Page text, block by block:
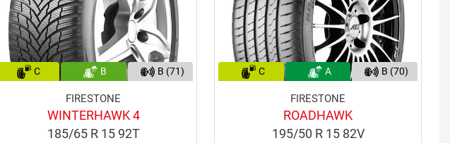
C B B (71)
FIRESTONE
WINTERHAWK 4
185/65 R 15 92T
C A B (70)
FIRESTONE
ROADHAWK
195/50 R 15 82V